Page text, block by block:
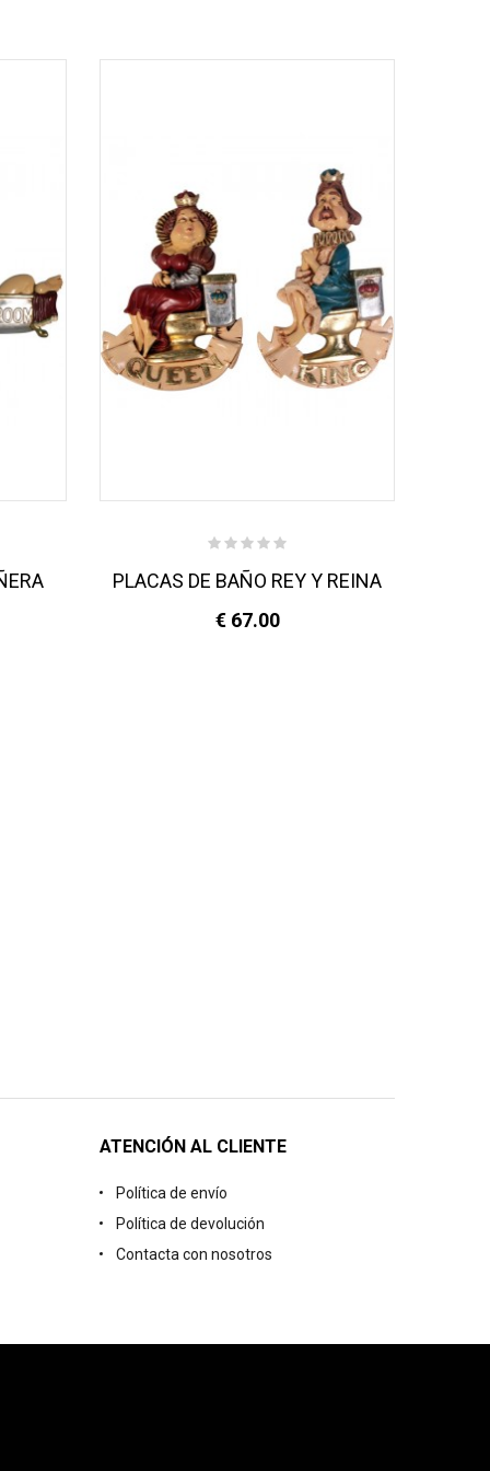
PLACAS DE BAÑO REY Y REINA
€ 67.00
ATENCIÓN AL CLIENTE
Política de envío
Política de devolución
Contacta con nosotros